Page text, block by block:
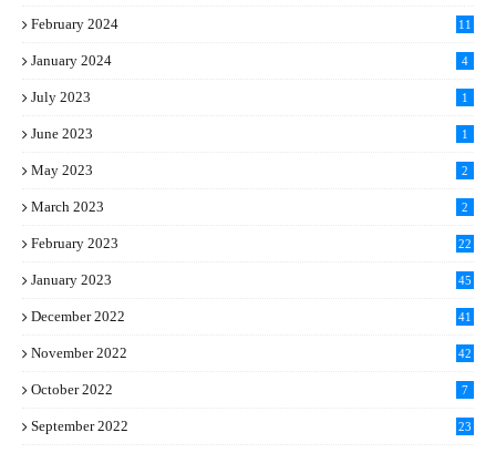
February 2024
11
January 2024 4
July 2023 1
June 2023 1
May 2023 2
March 2023 2
February 2023 22
January 2023 45
December 2022 41
November 2022 42
October 2022 7
September 2022 23